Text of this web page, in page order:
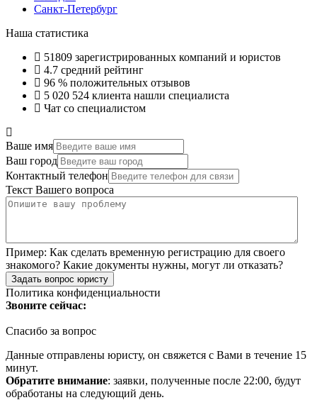
Санкт-Петербург
Наша статистика
51809 зарегистрированных компаний и юристов
4.7 средний рейтинг
96 % положительных отзывов
5 020 524 клиента нашли специалиста
Чат со специалистом
Ваше имя
Ваш город
Контактный телефон
Текст Вашего вопроса
Пример: Как сделать временную регистрацию для своего
знакомого? Какие документы нужны, могут ли отказать?
Задать вопрос юристу
Политика конфиденциальности
Звоните сейчас:
Спасибо за вопрос
Данные отправлены юристу, он свяжется с Вами в течение 15
минут.
Обратите внимание: заявки, полученные после 22:00, будут
обработаны на следующий день.